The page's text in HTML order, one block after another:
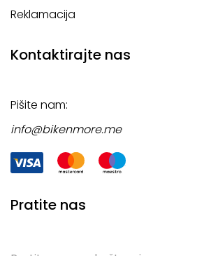
Reklamacija
Kontaktirajte nas
Pišite nam:
info@bikenmore.me
Pratite nas